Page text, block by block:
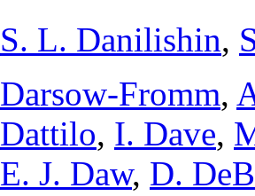
S. L. Danilishin,
Darsow-Fromm,
Dattilo, I. Dave,
E. J. Daw, D.